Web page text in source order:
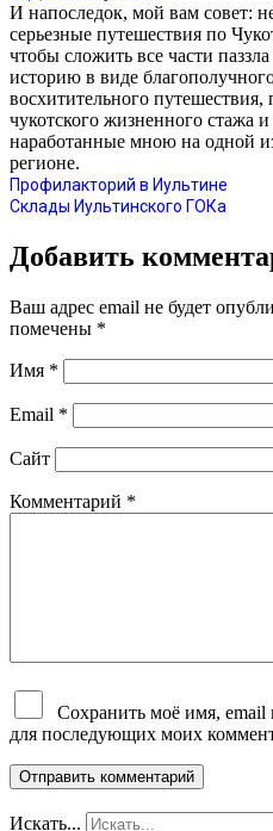
И напоследок, мой вам совет:
серьезные путешествия по
чтобы сложить все части
историю в виде
восхитительного путешествия,
чукотского жизненного стажа
наработанные мною на одной
регионе.
Профилакторий в Иультине
Склады Иультинского ГОКа
Добавить
Ваш адрес email не будет
помечены *
Имя *
Email *
Сайт
Комментарий *
Сохранить моё имя, email
для последующих моих
Искать...